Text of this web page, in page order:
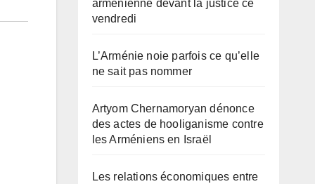
arménienne devant la justice ce
vendredi
L’Arménie noie parfois ce qu’elle
ne sait pas nommer
Artyom Chernamoryan dénonce
des actes de hooliganisme contre
les Arméniens en Israël
Les relations économiques entre